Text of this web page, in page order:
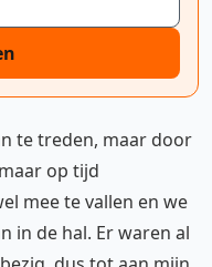
te treden, maar door
op tijd
mee te vallen en we
in de hal. Er waren al